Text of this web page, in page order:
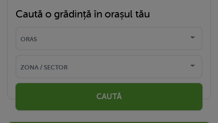
Caută o grădință în orașul tău
CAUTĂ